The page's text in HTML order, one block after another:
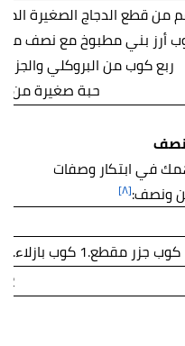
أرز بني مطبوخ مع نصف
ربع كوب من البروكلي
حبة صغيرة من
في ابتكار وصفات
ونصف:[٨]
2 كوب دجاج مسحب مفروم.1 كوب بطاطا حلوة مقطعة إلى مكعبات.4-5 أكواب من الماء.